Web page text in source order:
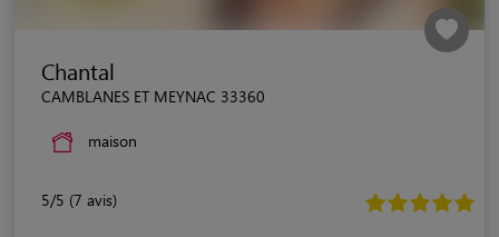
Chantal
CAMBLANES ET MEYNAC 33360
maison
5/5 (7 avis)